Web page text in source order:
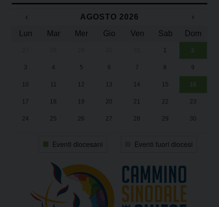
‹ AGOSTO 2026
›
Lun
Mar Mer Gio Ven Sab Dom
1 2
3 4 5 6 7 8 9
10 11 12 13 14 15 16
17 18 19 20 21 22 23
24 25 26 27 28 29 30
Eventi diocesani Eventi fuori diocesi